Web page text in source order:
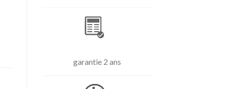
garantie 2 ans
Gbit/s)